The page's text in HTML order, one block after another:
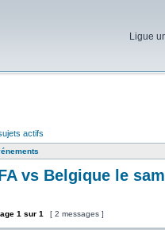
Ligue
actifs
vs Belgique le
1 sur 1 [ 2 messages ]